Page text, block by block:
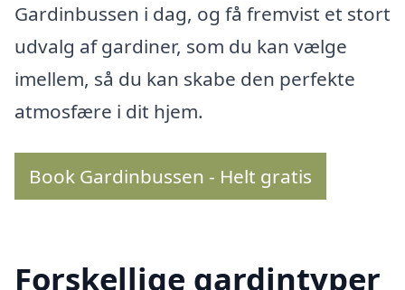
Gardinbussen i dag, og få fremvist et stort
udvalg af gardiner, som du kan vælge
imellem, så du kan skabe den perfekte
atmosfære i dit hjem.
Book Gardinbussen - Helt gratis
Forskellige gardintyper